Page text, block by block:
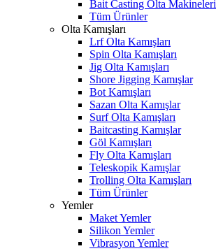
Bait Casting Olta Makineleri
Tüm Ürünler
Olta Kamışları
Lrf Olta Kamışları
Spin Olta Kamışları
Jig Olta Kamışları
Shore Jigging Kamışlar
Bot Kamışları
Sazan Olta Kamışlar
Surf Olta Kamışları
Baitcasting Kamışlar
Göl Kamışları
Fly Olta Kamışları
Teleskopik Kamışlar
Trolling Olta Kamışları
Tüm Ürünler
Yemler
Maket Yemler
Silikon Yemler
Vibrasyon Yemler